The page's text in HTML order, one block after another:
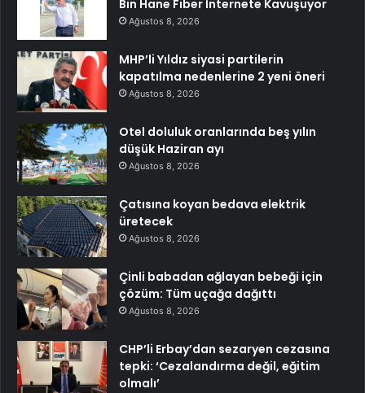
Bin Hane Fiber İnternete Kavuşuyor
Ağustos 8, 2026
MHP’li Yıldız siyasi partilerin
kapatılma nedenlerine 2 yeni öneri
Ağustos 8, 2026
Otel doluluk oranlarında beş yılın
düşük Haziran ayı
Ağustos 8, 2026
Çatısına koyan bedava elektrik
üretecek
Ağustos 8, 2026
Çinli babadan ağlayan bebeği için
çözüm: Tüm uçağa dağıttı
Ağustos 8, 2026
CHP’li Erbay’dan sezaryen cezasına
tepki: ‘Cezalandırma değil, eğitim
olmalı’